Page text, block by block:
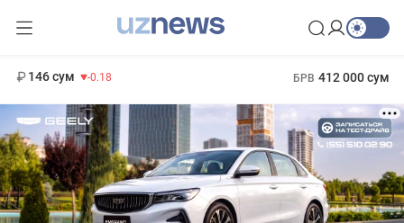
146 сум -0.18 БРВ 412 000 сум